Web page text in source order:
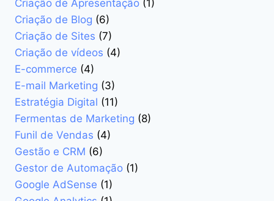
Criação de Apresentação (1)
Criação de Blog (6)
Criação de Sites (7)
Criação de vídeos (4)
E-commerce (4)
E-mail Marketing (3)
Estratégia Digital (11)
Fermentas de Marketing (8)
Funil de Vendas (4)
Gestão e CRM (6)
Gestor de Automação (1)
Google AdSense (1)